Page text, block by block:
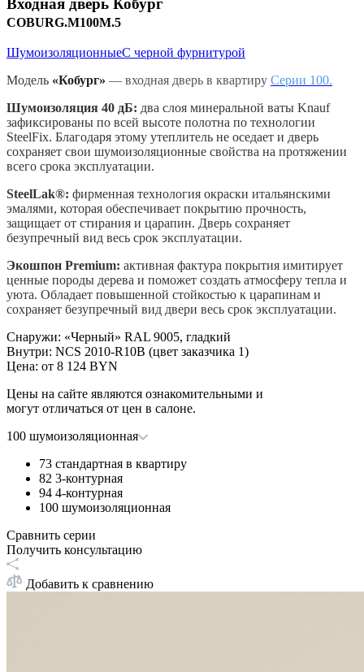
Входная дверь Кобург
COBURG.M100M.5
ШумоизоляционныеС черной фурнитурой
Модель «‎Кобург» — входная дверь в квартиру Серии 100.
Шумоизоляция 40 дБ: два слоя минеральной ваты Knauf
зафиксированы по всей высоте полотна по технологии
SteelFix. Благодаря этому утеплитель не оседает и дверь
сохраняет свои шумоизоляционные свойства на протяжении
всего срока эксплуатации.
SteelLak®: фирменная технология окраски итальянскими
эмалями, которая обеспечивает покрытию прочность,
защищает от стирания и царапин. Дверь сохраняет
безупречный вид весь срок эксплуатации.
Экошпон Premium: активная фактура покрытия имитирует
ценные породы дерева и поможет создать атмосферу тепла и
уюта. Обладает повышенной стойкостью к царапинам и
сохраняет безупречный вид двери весь срок эксплуатации.
Снаружи: «Черный» RAL 9005, гладкий
Внутри: NCS 2010-R10B (цвет заказчика 1)
Цена: от 8 124 BYN
Цены на сайте являются ознакомительными и
могут отличаться от цен в салоне.
100 шумоизоляционная
73 стандартная в квартиру
82 3-контурная
94 4-контурная
100 шумоизоляционная
Сравнить серии
Получить консультацию
Добавить к сравнению